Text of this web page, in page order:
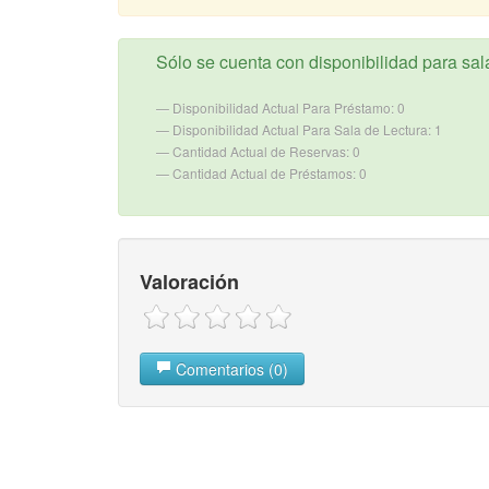
Sólo se cuenta con disponibilidad para
Disponibilidad Actual Para Préstamo: 0
Disponibilidad Actual Para Sala de Lectura: 1
Cantidad Actual de Reservas: 0
Cantidad Actual de Préstamos: 0
Valoración
Comentarios (0)